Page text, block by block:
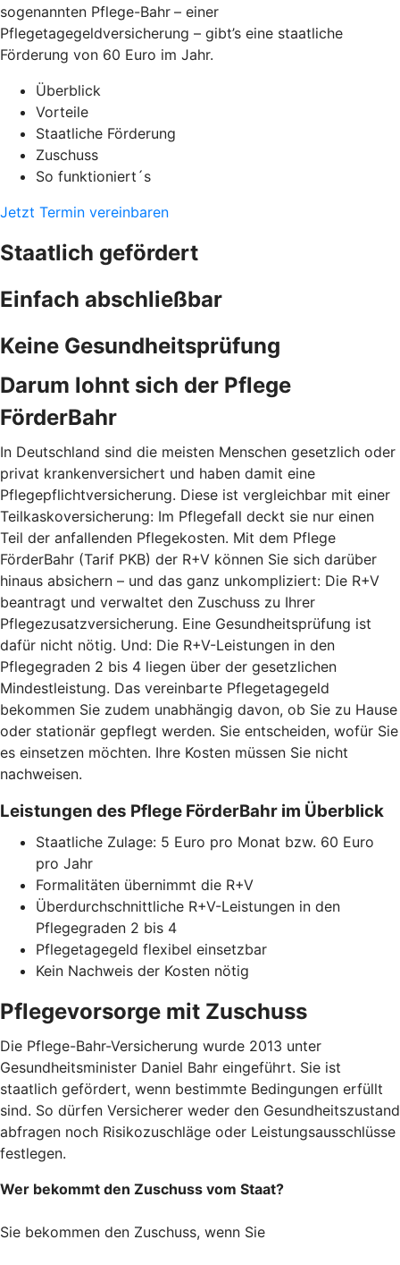
sogenannten Pflege-Bahr – einer
Pflegetagegeldversicherung – gibt’s eine staatliche
Förderung von 60 Euro im Jahr.
Überblick
Vorteile
Staatliche Förderung
Zuschuss
So funktioniert´s
Jetzt Termin vereinbaren
Staatlich gefördert
Einfach abschließbar
Keine Gesundheitsprüfung
Darum lohnt sich der Pflege
FörderBahr
In Deutschland sind die meisten Menschen gesetzlich oder
privat krankenversichert und haben damit eine
Pflegepflichtversicherung. Diese ist vergleichbar mit einer
Teilkaskoversicherung: Im Pflegefall deckt sie nur einen
Teil der anfallenden Pflegekosten. Mit dem Pflege
FörderBahr (Tarif PKB) der R+V können Sie sich darüber
hinaus absichern – und das ganz unkompliziert: Die R+V
beantragt und verwaltet den Zuschuss zu Ihrer
Pflegezusatzversicherung. Eine Gesundheitsprüfung ist
dafür nicht nötig. Und: Die R+V-Leistungen in den
Pflegegraden 2 bis 4 liegen über der gesetzlichen
Mindestleistung. Das vereinbarte Pflegetagegeld
bekommen Sie zudem unabhängig davon, ob Sie zu Hause
oder stationär gepflegt werden. Sie entscheiden, wofür Sie
es einsetzen möchten. Ihre Kosten müssen Sie nicht
nachweisen.
Leistungen des Pflege FörderBahr im Überblick
Staatliche Zulage: 5 Euro pro Monat bzw. 60 Euro
pro Jahr
Formalitäten übernimmt die R+V
Überdurchschnittliche R+V-Leistungen in den
Pflegegraden 2 bis 4
Pflegetagegeld flexibel einsetzbar
Kein Nachweis der Kosten nötig
Pflegevorsorge mit Zuschuss
Die Pflege-Bahr-Versicherung wurde 2013 unter
Gesundheitsminister Daniel Bahr eingeführt. Sie ist
staatlich gefördert, wenn bestimmte Bedingungen erfüllt
sind. So dürfen Versicherer weder den Gesundheitszustand
abfragen noch Risikozuschläge oder Leistungsausschlüsse
festlegen.
Wer bekommt den Zuschuss vom Staat?
Sie bekommen den Zuschuss, wenn Sie